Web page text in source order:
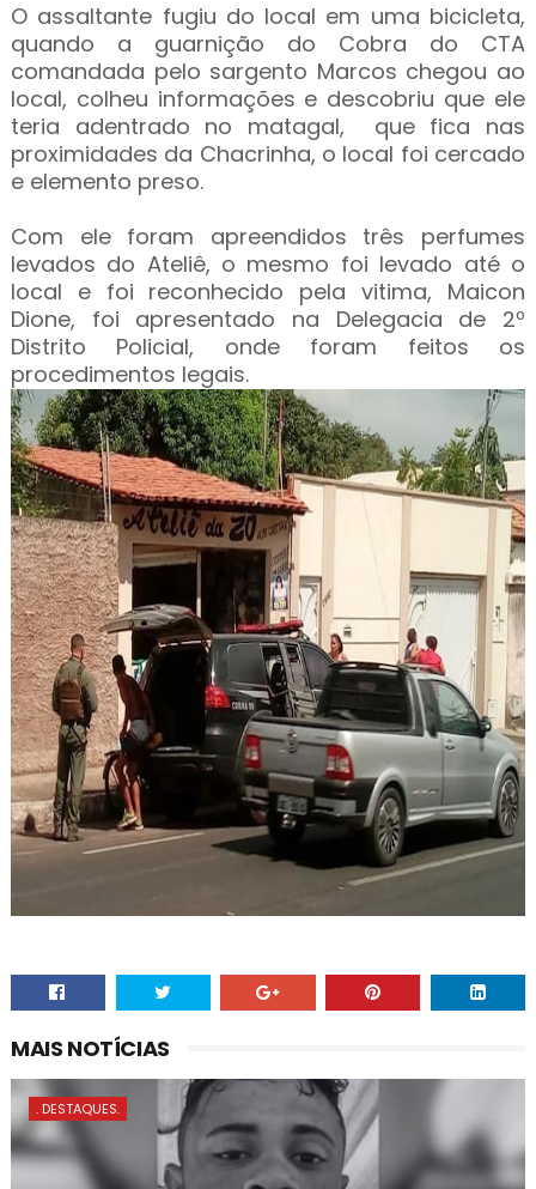
O assaltante fugiu do local em uma bicicleta,
quando a guarnição do Cobra do CTA
comandada pelo sargento Marcos chegou ao
local, colheu informações e descobriu que ele
teria adentrado no matagal, que fica nas
proximidades da Chacrinha, o local foi cercado
e elemento preso.
Com ele foram apreendidos três perfumes
levados do Ateliê, o mesmo foi levado até o
local e foi reconhecido pela vitima, Maicon
Dione, foi apresentado na Delegacia de 2º
Distrito Policial, onde foram feitos os
procedimentos legais.
MAIS NOTÍCIAS
. DESTAQUES.